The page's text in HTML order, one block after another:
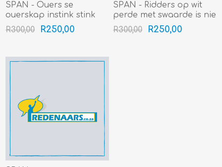
SPAN - Ouers se
ouerskap instink stink
(Gr 8-12) (4min+)
R300,00 R250,00
SPAN - Ridders op wit
perde met swaarde is nie
meer nodig nie, want
mense ontwikkel hul eie
R300,00 R250,00